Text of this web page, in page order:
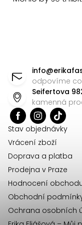
info@
odpovíme
Seifertova
kamenná
Stav objednávky
Vrácení zboží
Doprava a platba
Prodejna v Praze
Hodnocení
Obchodní
Ochrana osobních